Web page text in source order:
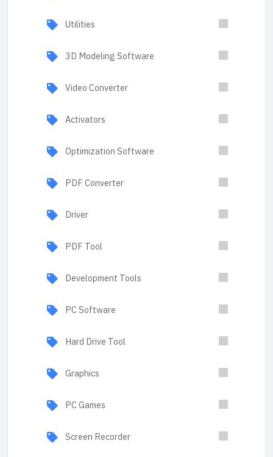
Utilities
3D Modeling Software
Video Converter
Activators
Optimization Software
PDF Converter
Driver
PDF Tool
Development Tools
PC Software
Hard Drive Tool
Graphics
PC Games
Screen Recorder